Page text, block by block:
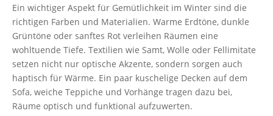
Ein wichtiger Aspekt für Gemütlichkeit im Winter sind die
richtigen Farben und Materialien. Warme Erdtöne, dunkle
Grüntöne oder sanftes Rot verleihen Räumen eine
wohltuende Tiefe. Textilien wie Samt, Wolle oder Fellimitate
setzen nicht nur optische Akzente, sondern sorgen auch
haptisch für Wärme. Ein paar kuschelige Decken auf dem
Sofa, weiche Teppiche und Vorhänge tragen dazu bei,
Räume optisch und funktional aufzuwerten.